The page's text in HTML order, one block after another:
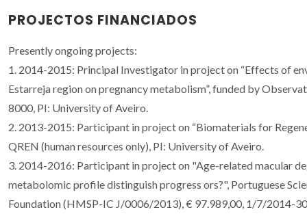
PROJECTOS FINANCIADOS
Presently ongoing projects:
1. 2014-2015: Principal Investigator in project on “Effects of
Estarreja region on pregnancy metabolism”, funded by
8000, PI: University of Aveiro.
2. 2013-2015: Participant in project on “Biomaterials for
QREN (human resources only), PI: University of Aveiro.
3. 2014-2016: Participant in project on "Age-related macular
metabolomic profile distinguish progress ors?", Portuguese
Foundation (HMSP-IC J/0006/2013), € 97.989,00, 1/7/2014-